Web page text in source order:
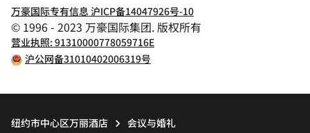
万豪国际专有信息 沪ICP备14047926号-10
© 1996 - 2023 万豪国际集团. 版权所有
营业执照: 91310000778059716E
沪公网备31010402006319号
纽约市中心区万丽酒店 会议与婚礼